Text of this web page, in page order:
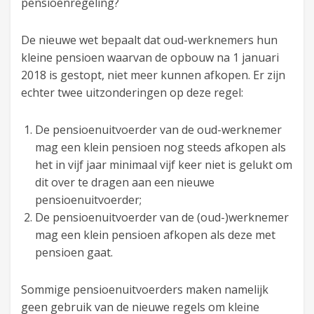
De nieuwe wet bepaalt dat oud-werknemers hun
kleine pensioen waarvan de opbouw na 1 januari
2018 is gestopt, niet meer kunnen afkopen. Er zijn
echter twee uitzonderingen op deze regel:
De pensioenuitvoerder van de oud-werknemer
mag een klein pensioen nog steeds afkopen als
het in vijf jaar minimaal vijf keer niet is gelukt om
dit over te dragen aan een nieuwe
pensioenuitvoerder;
De pensioenuitvoerder van de (oud-)werknemer
mag een klein pensioen afkopen als deze met
pensioen gaat.
Sommige pensioenuitvoerders maken namelijk
geen gebruik van de nieuwe regels om kleine